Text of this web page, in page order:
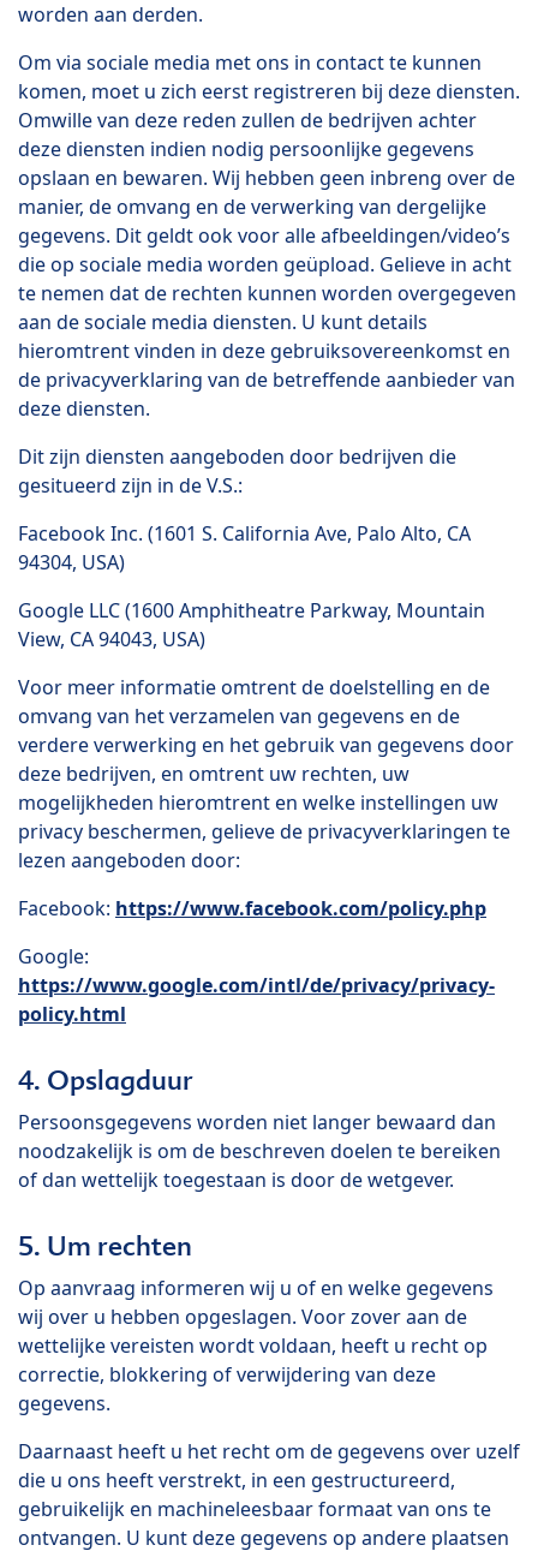
worden aan derden.
Om via sociale media met ons in contact te kunnen
komen, moet u zich eerst registreren bij deze diensten.
Omwille van deze reden zullen de bedrijven achter
deze diensten indien nodig persoonlijke gegevens
opslaan en bewaren. Wij hebben geen inbreng over de
manier, de omvang en de verwerking van dergelijke
gegevens. Dit geldt ook voor alle afbeeldingen/video’s
die op sociale media worden geüpload. Gelieve in acht
te nemen dat de rechten kunnen worden overgegeven
aan de sociale media diensten. U kunt details
hieromtrent vinden in deze gebruiksovereenkomst en
de privacyverklaring van de betreffende aanbieder van
deze diensten.
Dit zijn diensten aangeboden door bedrijven die
gesitueerd zijn in de V.S.:
Facebook Inc. (1601 S. California Ave, Palo Alto, CA
94304, USA)
Google LLC (1600 Amphitheatre Parkway, Mountain
View, CA 94043, USA)
Voor meer informatie omtrent de doelstelling en de
omvang van het verzamelen van gegevens en de
verdere verwerking en het gebruik van gegevens door
deze bedrijven, en omtrent uw rechten, uw
mogelijkheden hieromtrent en welke instellingen uw
privacy beschermen, gelieve de privacyverklaringen te
lezen aangeboden door:
Facebook: https://www.facebook.com/policy.php
Google:
https://www.google.com/intl/de/privacy/privacy-
policy.html
4. Opslagduur
Persoonsgegevens worden niet langer bewaard dan
noodzakelijk is om de beschreven doelen te bereiken
of dan wettelijk toegestaan is door de wetgever.
5. Um rechten
Op aanvraag informeren wij u of en welke gegevens
wij over u hebben opgeslagen. Voor zover aan de
wettelijke vereisten wordt voldaan, heeft u recht op
correctie, blokkering of verwijdering van deze
gegevens.
Daarnaast heeft u het recht om de gegevens over uzelf
die u ons heeft verstrekt, in een gestructureerd,
gebruikelijk en machineleesbaar formaat van ons te
ontvangen. U kunt deze gegevens op andere plaatsen